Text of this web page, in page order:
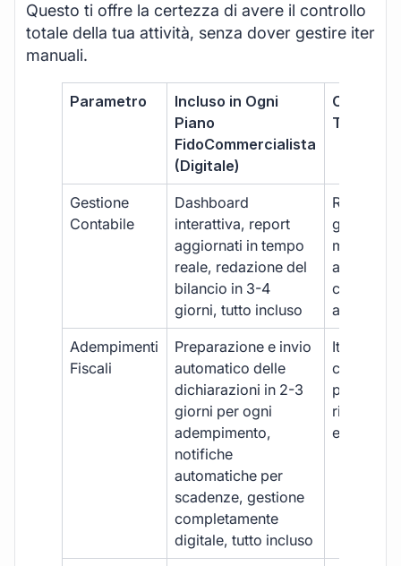
Questo ti offre la certezza di avere il controllo
totale della tua attività, senza dover gestire iter
manuali.
Parametro
Incluso in Ogni
Piano
FidoCommercialista
(Digitale)
Gestione
Contabile
Dashboard
interattiva, report
aggiornati in tempo
reale, redazione del
bilancio in 3-4
giorni, tutto incluso
Report
gestione
manuale,
con
aggiuntivi
Adempimenti
Fiscali
Preparazione e invio
automatico delle
dichiarazioni in 2-3
giorni per ogni
adempimento,
notifiche
automatiche per
scadenze, gestione
completamente
digitale, tutto incluso
Iter
costi
per ogni
rischio di
e